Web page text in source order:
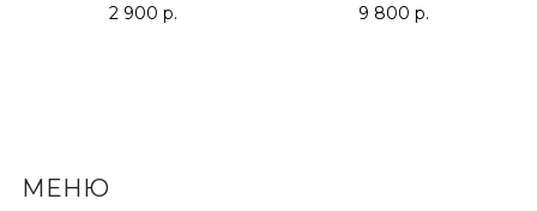
2 900 р.
9 800 р.
МЕНЮ